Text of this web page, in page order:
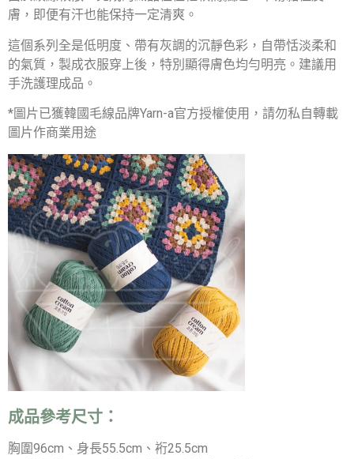
膚，即便有汗也能保持一定清爽。
這個系列全是低明度、帶有灰調的沉靜色彩，自帶恬淡柔和
的氣質，製成衣服穿上後，特別顯得膚色均勻明亮。建議用
手洗護理成品。
*圖片已獲韓國毛線品牌Yarn-a官方授權使用，請勿私自轉載
圖片作商業用途
成品參考尺寸：
胸圍96cm、身長55.5cm、裄25.5cm